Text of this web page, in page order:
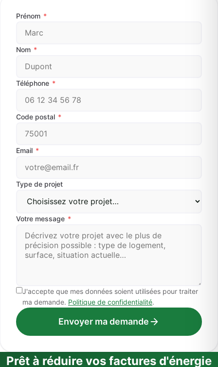
Prénom *
Nom *
Téléphone *
Code postal *
Email *
Type de projet
Votre message *
J'accepte que mes données soient utilisées pour traiter
ma demande. Politique de confidentialité.
Envoyer ma demande
Prêt à réduire vos factures d'énergie